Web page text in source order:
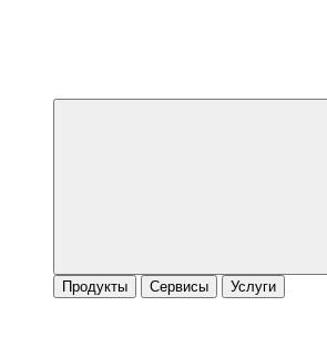
Продукты Сервисы Услуги